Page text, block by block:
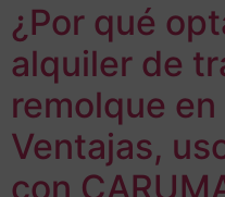
¿Por qué
alquiler de
remolque en
Ventajas,
con